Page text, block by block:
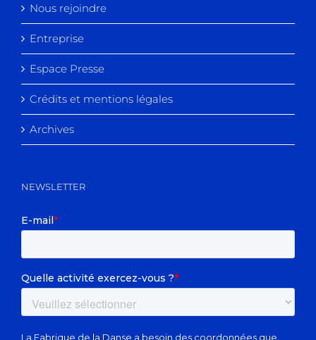
Nous rejoindre
Entreprise
Espace Presse
Crédits et mentions légales
Archives
NEWSLETTER